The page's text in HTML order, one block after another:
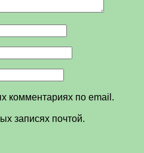
комментариях по email.
записях почтой.